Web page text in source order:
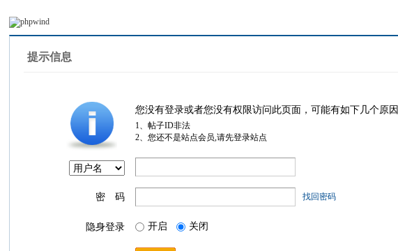
提示信息
您没有登录或者您没有权限访问此页面，可能有如下几个原因
1、帖子ID非法
2、您还不是站点会员,请先登录站点
密 码 找回密码
隐身登录 开启 关闭